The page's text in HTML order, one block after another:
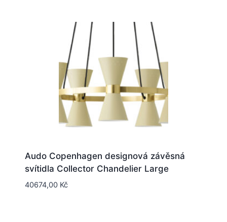
Audo Copenhagen designová závěsná
svítidla Collector Chandelier Large
40674,00 Kč